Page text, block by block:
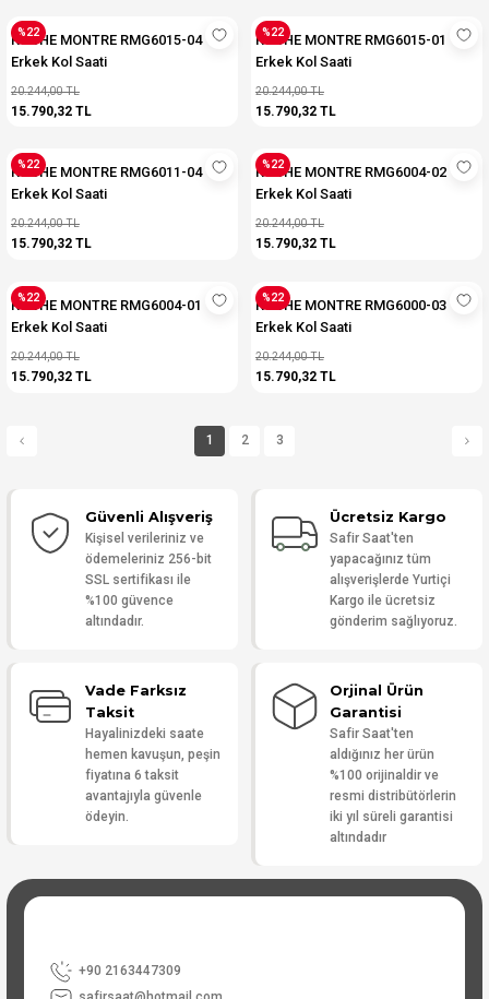
%22
ROCHE MONTRE RMG6015-04
Erkek Kol Saati
20.244,00 TL
15.790,32 TL
%22
ROCHE MONTRE RMG6015-01
Erkek Kol Saati
20.244,00 TL
15.790,32 TL
%22
ROCHE MONTRE RMG6011-04
Erkek Kol Saati
20.244,00 TL
15.790,32 TL
%22
ROCHE MONTRE RMG6004-02
Erkek Kol Saati
20.244,00 TL
15.790,32 TL
%22
ROCHE MONTRE RMG6004-01
Erkek Kol Saati
20.244,00 TL
15.790,32 TL
%22
ROCHE MONTRE RMG6000-03
Erkek Kol Saati
20.244,00 TL
15.790,32 TL
1 2 3
Güvenli Alışveriş
Kişisel verileriniz ve
ödemeleriniz 256-bit
SSL sertifikası ile
%100 güvence
altındadır.
Ücretsiz Kargo
Safir Saat'ten
yapacağınız tüm
alışverişlerde Yurtiçi
Kargo ile ücretsiz
gönderim sağlıyoruz.
Vade Farksız
Taksit
Hayalinizdeki saate
hemen kavuşun, peşin
fiyatına 6 taksit
avantajıyla güvenle
ödeyin.
Orjinal Ürün
Garantisi
Safir Saat'ten
aldığınız her ürün
%100 orijinaldir ve
resmi distribütörlerin
iki yıl süreli garantisi
altındadır
+90 2163447309